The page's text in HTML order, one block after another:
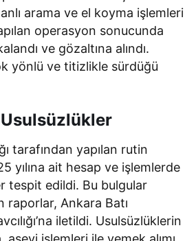
arama ve el koyma işlemleri
operasyon sonucunda
ve gözaltına alındı.
yönlü ve titizlikle sürdüğü
tarafından yapılan rutin
yılına ait hesap ve işlemlerde
tespit edildi. Bu bulgular
raporlar, Ankara Batı
iletildi. Usulsüzlüklerin